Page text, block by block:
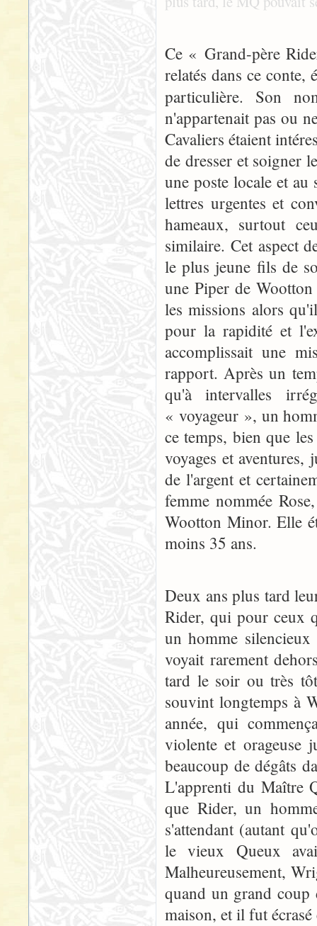
Ce « Grand-père
relatés dans ce conte,
particulière. Son
n'appartenait pas ou
Cavaliers étaient
de dresser et soigner
une poste locale et au
lettres urgentes et
hameaux, surtout
similaire. Cet aspect
le plus jeune fils de
une Piper de
les missions alors
pour la rapidité et
accomplissait une
rapport. Après un
qu'à intervalles
« voyageur », un
ce temps, bien que
voyages et
de l'argent et
femme nommée
Wootton Minor. Elle
moins 35 ans.
Deux ans plus tard
Rider, qui pour ceux
un homme
voyait rarement
tard le soir ou très
souvint longtemps à
année, qui
violente et orageuse
beaucoup de dégâts
L'apprenti du Maître
que Rider, un
s'attendant (autant
le vieux Queux
Malheureusement,
quand un grand
maison, et il fut